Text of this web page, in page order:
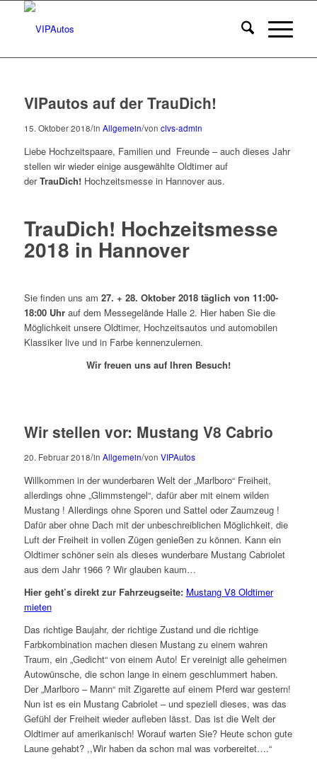
VIPautos auf der TrauDich!
15. Oktober 2018/in Allgemein/von clvs-admin
Liebe Hochzeitspaare, Familien und Freunde – auch dieses Jahr
stellen wir wieder einige ausgewählte Oldtimer auf
derTrauDich! Hochzeitsmesse in Hannover aus.
TrauDich! Hochzeitsmesse
2018 in Hannover
Sie finden uns am 27. + 28. Oktober 2018 täglich von 11:00-
18:00 Uhrauf dem Messegelände Halle 2. Hier haben Sie die
Möglichkeit unsere Oldtimer, Hochzeitsautos und automobilen
Klassiker live und in Farbe kennenzulernen.
Wir freuen uns auf Ihren Besuch!
Wir stellen vor: Mustang V8 Cabrio
20. Februar 2018/in Allgemein/von VIPAutos
Willkommen in der wunderbaren Welt der „Marlboro“ Freiheit,
allerdings ohne „Glimmstengel“, dafür aber mit einem wilden
Mustang ! Allerdings ohne Sporen und Sattel oder Zaumzeug !
Dafür aber ohne Dach mit der unbeschreiblichen Möglichkeit, die
Luft der Freiheit in vollen Zügen genießen zu können. Kann ein
Oldtimer schöner sein als dieses wunderbare Mustang Cabriolet
aus dem Jahr 1966 ? Wir glauben kaum…
Hier geht’s direkt zur Fahrzeugseite: Mustang V8 Oldtimer
mieten
Das richtige Baujahr, der richtige Zustand und die richtige
Farbkombination machen diesen Mustang zu einem wahren
Traum, ein „Gedicht“ von einem Auto! Er vereinigt alle geheimen
Autowünsche, die schon lange in einem geschlummert haben.
Der „Marlboro – Mann“ mit Zigarette auf einem Pferd war gestern!
Nun ist es ein Mustang Cabriolet – und speziell dieses, was das
Gefühl der Freiheit wieder aufleben lässt. Das ist die Welt der
Oldtimer auf amerikanisch! Worauf warten Sie? Heute schon gute
Laune gehabt? ,,Wir haben da schon mal was vorbereitet….“